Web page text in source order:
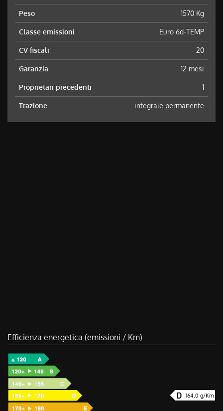
Peso 1570 Kg
Classe emissioni Euro 6d-TEMP
CV fiscali 20
Garanzia 12 mesi
Proprietari precedenti 1
Trazione integrale permanente
Efficienza energetica (emissioni / Km)
164.0 g/Km